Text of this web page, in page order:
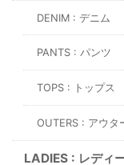
DENIM : デニム
PANTS : パンツ
TOPS : トップス
OUTERS : アウタ
LADIES : レディ